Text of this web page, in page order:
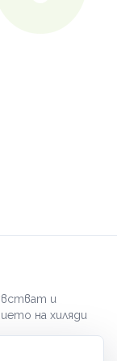
и
на хиляди